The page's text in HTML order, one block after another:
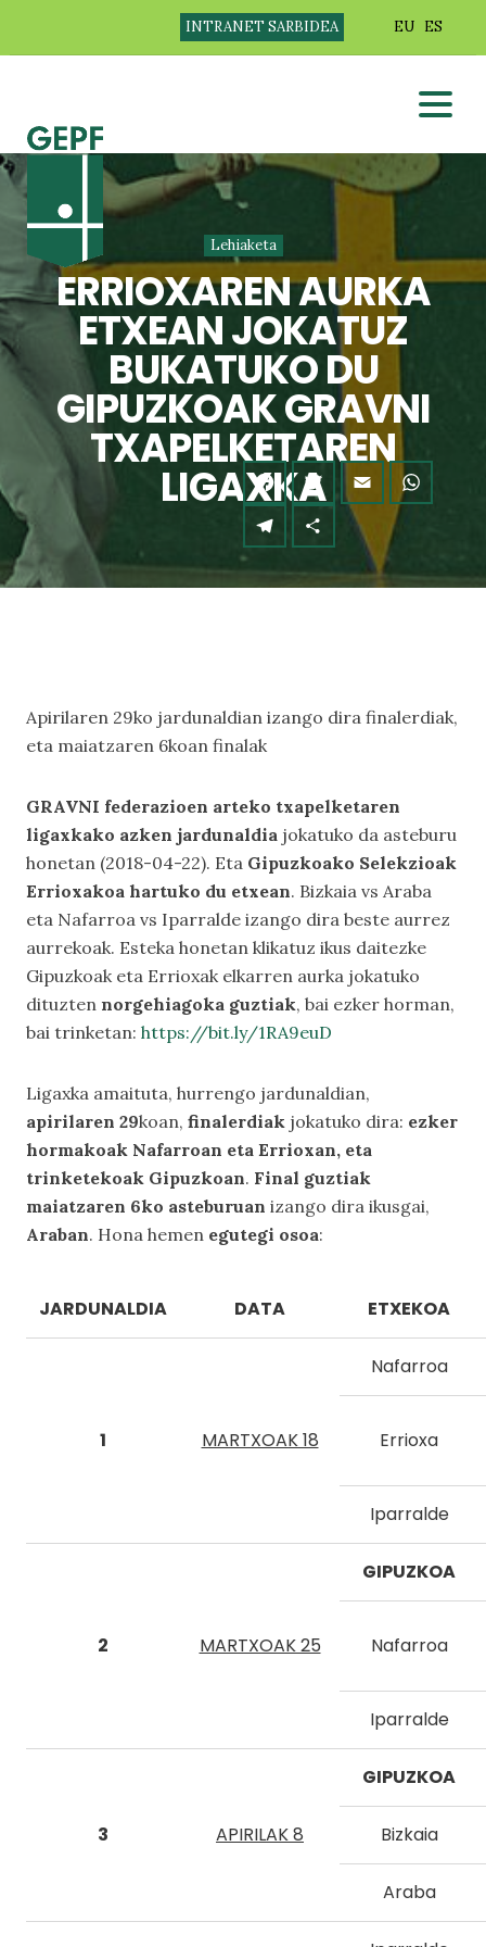
INTRANET SARBIDEA EU ES
Lehiaketa
ERRIOXAREN AURKA
ETXEAN JOKATUZ
BUKATUKO DU
GIPUZKOAK GRAVNI
TXAPELKETAREN
LIGAXKA
Apirilaren 29ko jardunaldian izango dira finalerdiak,
eta maiatzaren 6koan finalak
GRAVNI federazioen arteko txapelketaren
ligaxkako azken jardunaldia jokatuko da asteburu
honetan (2018-04-22). Eta Gipuzkoako Selekzioak
Errioxakoa hartuko du etxean. Bizkaia vs Araba
eta Nafarroa vs Iparralde izango dira beste aurrez
aurrekoak. Esteka honetan klikatuz ikus daitezke
Gipuzkoak eta Errioxak elkarren aurka jokatuko
dituzten norgehiagoka guztiak, bai ezker horman,
bai trinketan: https://bit.ly/1RA9euD
Ligaxka amaituta, hurrengo jardunaldian,
apirilaren 29koan, finalerdiak jokatuko dira: ezker
hormakoak Nafarroan eta Errioxan, eta
trinketekoak Gipuzkoan. Final guztiak
maiatzaren 6ko asteburuan izango dira ikusgai,
Araban. Hona hemen egutegi osoa:
JARDUNALDIA DATA ETXEKOA
1 MARTXOAK 18
Nafarroa
Errioxa
Iparralde
2 MARTXOAK 25
GIPUZKOA
Nafarroa
Iparralde
3 APIRILAK 8
GIPUZKOA
Bizkaia
Araba